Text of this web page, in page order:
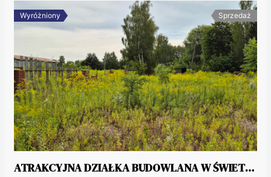
Wyróżniony Sprzedaż
ATRAKCYJNA DZIAŁKA BUDOWLANA W ŚWIETNEJ LOKALIZACJI W KOZERKACH